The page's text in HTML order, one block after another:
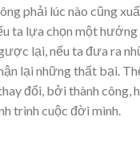
phải lúc nào cũng
ta lựa chọn một
lại, nếu ta đưa ra
lại những thất bại.
đổi, bởi thành công,
trình cuộc đời mình.